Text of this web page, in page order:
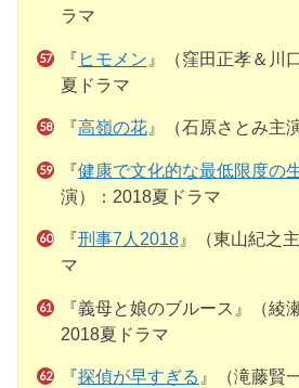
ラマ
『 ヒモメン 』（窪田正孝＆川
夏ドラマ
『高嶺の花』（石原さとみ主
『健康で文化的な最低限度の
演）：2018夏ドラマ
『刑事7人2018』（東山紀之
マ
『義母と娘のブルース』（綾
2018夏ドラマ
『探偵が早すぎる 』（滝藤賢